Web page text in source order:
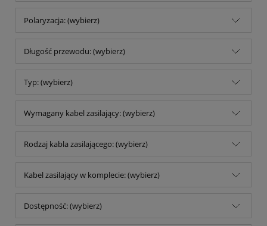
Polaryzacja: (wybierz)
Długość przewodu: (wybierz)
Typ: (wybierz)
Wymagany kabel zasilający: (wybierz)
Rodzaj kabla zasilającego: (wybierz)
Kabel zasilający w komplecie: (wybierz)
Dostępność: (wybierz)